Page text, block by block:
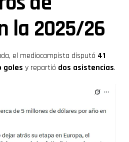
la 2025/26
el mediocampista disputó 41
goles y repartió dos asistencias.